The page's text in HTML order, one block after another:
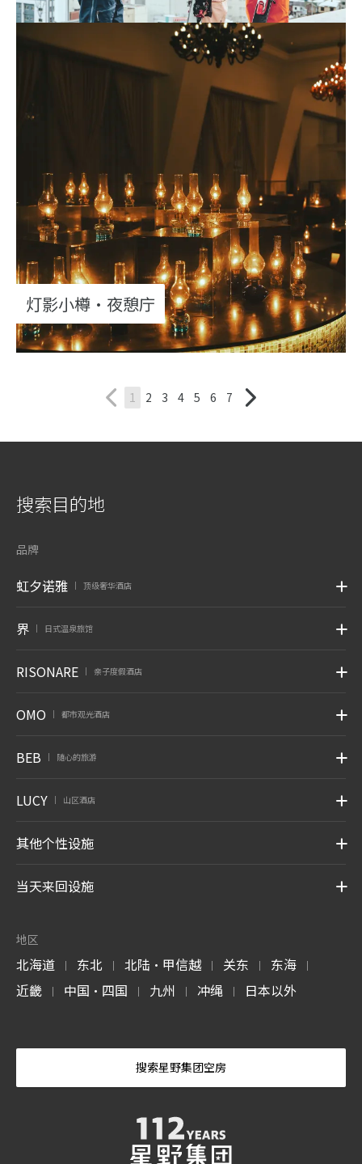
灯影小樽・夜憩庁
1 2 3 4 5 6 7
搜索目的地
品牌
虹夕诺雅 顶级奢华酒店
界 日式温泉旅馆
RISONARE 亲子度假酒店
OMO 都市观光酒店
BEB 随心的旅游
LUCY 山区酒店
其他个性设施
当天来回设施
地区
北海道 | 东北 | 北陆・甲信越 | 关东 | 东海 |
近畿 | 中国・四国 | 九州 | 冲绳 | 日本以外
搜索星野集团空房